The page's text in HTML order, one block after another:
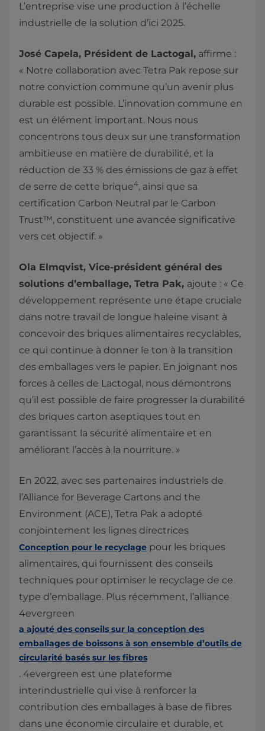
L’entreprise vise une production à l’échelle
industrielle de la solution d’ici 2025.
José Capela, Président de Lactogal, affirme :
« Notre collaboration avec Tetra Pak repose sur
notre conviction commune qu’un avenir plus
durable est possible. L’innovation commune en
est un élément important. Nous nous
concentrons tous deux sur une transformation
ambitieuse en matière de durabilité, et la
réduction de 33 % des émissions de gaz à effet
de serre de cette brique4, ainsi que sa
certification Carbon Neutral par le Carbon
Trust™, constituent une avancée significative
vers cet objectif. »
Ola Elmqvist, Vice-président général des
solutions d’emballage, Tetra Pak, ajoute : « Ce
développement représente une étape cruciale
dans notre travail de longue haleine visant à
concevoir des briques alimentaires recyclables,
ce qui continue à donner le ton à la transition
des emballages vers le papier. En joignant nos
forces à celles de Lactogal, nous démontrons
qu’il est possible de faire progresser la durabilité
des briques carton aseptiques tout en
garantissant la sécurité alimentaire et en
améliorant l’accès à la nourriture. »
En 2022, avec ses partenaires industriels de
l’Alliance for Beverage Cartons and the
Environment (ACE), Tetra Pak a adopté
conjointement les lignes directrices
Conception pour le recyclage pour les briques
alimentaires, qui fournissent des conseils
techniques pour optimiser le recyclage de ce
type d’emballage. Plus récemment, l’alliance
4evergreen
a ajouté des conseils sur la conception des
emballages de boissons à son ensemble d’outils de
circularité basés sur les fibres
. 4evergreen est une plateforme
interindustrielle qui vise à renforcer la
contribution des emballages à base de fibres
dans une économie circulaire et durable, et